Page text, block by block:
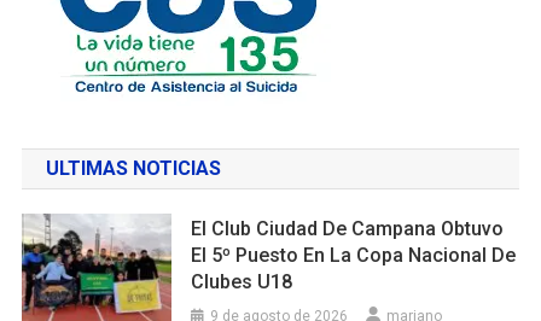
ULTIMAS NOTICIAS
El Club Ciudad De Campana Obtuvo
El 5º Puesto En La Copa Nacional De
Clubes U18
9 de agosto de 2026 mariano